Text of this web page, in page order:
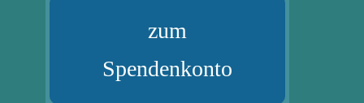
zum
Spendenkonto